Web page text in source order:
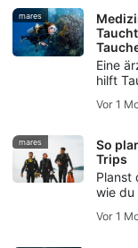
mares
Eine
hilft
dabei,
Vor 1
mares
So
Trips
Planst
wie du
Fehler
Vor 1